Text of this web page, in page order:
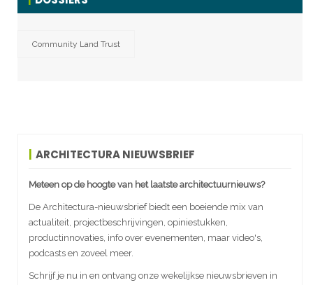
Community Land Trust
ARCHITECTURA NIEUWSBRIEF
Meteen op de hoogte van het laatste architectuurnieuws?
De Architectura-nieuwsbrief biedt een boeiende mix van
actualiteit, projectbeschrijvingen, opiniestukken,
productinnovaties, info over evenementen, maar video's,
podcasts en zoveel meer.
Schrijf je nu in en ontvang onze wekelijkse nieuwsbrieven in